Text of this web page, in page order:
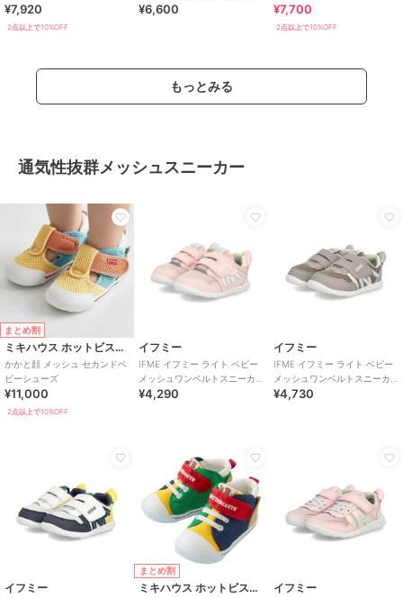
¥7,920
2点以上で10%OFF
PS
¥6,600 ¥7,700
2点以上で10%OFF
もっとみる
通気性抜群メッシュスニーカー
まとめ割
ミキハウス ホットビスケッツ
かかと顔 メッシュ セカンドベ
ビーシューズ
¥11,000
2点以上で10%OFF
イフミー
IFME イフミー ライト ベビー
メッシュワンベルトスニーカ
ー【軽量】
¥4,290
イフミー
IFME イフミー ライト ベビー
メッシュワンベルトスニーカ
ー【軽量】
¥4,730
イフミー
まとめ割
ミキハウス ホットビスケッツ イフミー